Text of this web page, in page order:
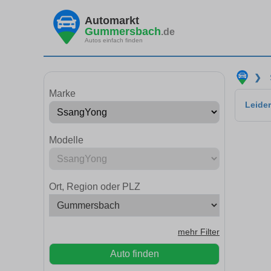
Automarkt
Gummersbach.de
Autos einfach finden
Marke
Modelle
Ort, Region oder PLZ
mehr Filter
Auto finden
❯